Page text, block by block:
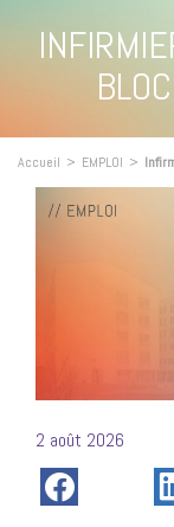
Accueil > EMPLOI >
Posté
le
2 août 2026